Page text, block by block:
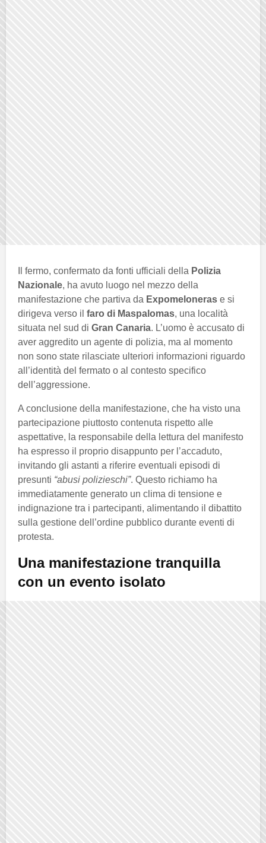
Il fermo, confermato da fonti ufficiali della Polizia
Nazionale, ha avuto luogo nel mezzo della
manifestazione che partiva da Expomeloneras e si
dirigeva verso il faro di Maspalomas, una località
situata nel sud di Gran Canaria. L’uomo è accusato di
aver aggredito un agente di polizia, ma al momento
non sono state rilasciate ulteriori informazioni riguardo
all’identità del fermato o al contesto specifico
dell’aggressione.
A conclusione della manifestazione, che ha visto una
partecipazione piuttosto contenuta rispetto alle
aspettative, la responsabile della lettura del manifesto
ha espresso il proprio disappunto per l’accaduto,
invitando gli astanti a riferire eventuali episodi di
presunti “abusi polizieschi”. Questo richiamo ha
immediatamente generato un clima di tensione e
indignazione tra i partecipanti, alimentando il dibattito
sulla gestione dell’ordine pubblico durante eventi di
protesta.
Una manifestazione tranquilla
con un evento isolato